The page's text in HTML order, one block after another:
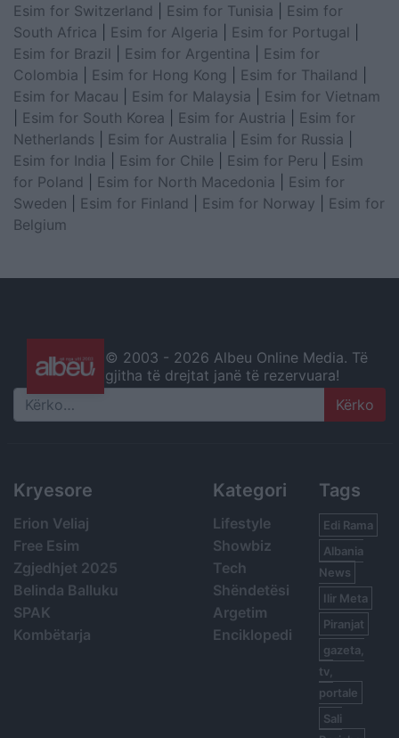
Esim for Switzerland
Esim for Tunisia
Esim for
South Africa
Esim for Algeria Esim for Portugal
Esim for Brazil
Esim for Argentina
Esim for
Colombia
Esim for Hong Kong Esim for Thailand
Esim for Macau
Esim for Malaysia
Esim for Vietnam
Esim for South Korea Esim for Austria
Esim for
Netherlands
Esim for Australia Esim for Russia
Esim for India
Esim for Chile Esim for Peru
Esim
for Poland
Esim for North Macedonia
Esim for
Sweden
Esim for Finland Esim for Norway
Esim for
Belgium
© 2003 - 2026 Albeu Online Media. Të
gjitha të drejtat janë të rezervuara!
Search
Kryesore
Erion Veliaj
Free Esim
Zgjedhjet 2025
Belinda Balluku
SPAK
Kombëtarja
Kategori
Lifestyle
Showbiz
Tech
Shëndetësi
Argetim
Enciklopedi
Tags
Edi Rama
Albania
News
Ilir Meta
Piranjat
gazeta,
tv,
portale
Sali